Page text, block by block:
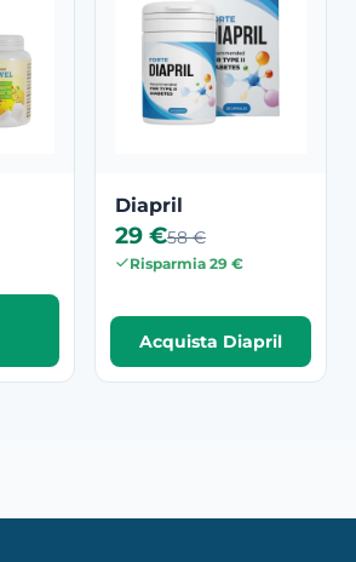
Diapril
29 €58 €
Risparmia 29 €
Acquista Diapril